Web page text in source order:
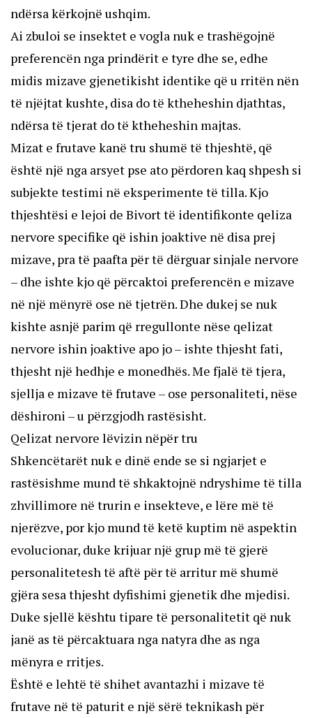
ndërsa kërkojnë ushqim.
Ai zbuloi se insektet e vogla nuk e trashëgojnë
preferencën nga prindërit e tyre dhe se, edhe
midis mizave gjenetikisht identike që u rritën nën
të njëjtat kushte, disa do të ktheheshin djathtas,
ndërsa të tjerat do të ktheheshin majtas.
Mizat e frutave kanë tru shumë të thjeshtë, që
është një nga arsyet pse ato përdoren kaq shpesh si
subjekte testimi në eksperimente të tilla. Kjo
thjeshtësi e lejoi de Bivort të identifikonte qeliza
nervore specifike që ishin joaktive në disa prej
mizave, pra të paafta për të dërguar sinjale nervore
– dhe ishte kjo që përcaktoi preferencën e mizave
në një mënyrë ose në tjetrën. Dhe dukej se nuk
kishte asnjë parim që rregullonte nëse qelizat
nervore ishin joaktive apo jo – ishte thjesht fati,
thjesht një hedhje e monedhës. Me fjalë të tjera,
sjellja e mizave të frutave – ose personaliteti, nëse
dëshironi – u përzgjodh rastësisht.
Qelizat nervore lëvizin nëpër tru
Shkencëtarët nuk e dinë ende se si ngjarjet e
rastësishme mund të shkaktojnë ndryshime të tilla
zhvillimore në trurin e insekteve, e lëre më të
njerëzve, por kjo mund të ketë kuptim në aspektin
evolucionar, duke krijuar një grup më të gjerë
personalitetesh të aftë për të arritur më shumë
gjëra sesa thjesht dyfishimi gjenetik dhe mjedisi.
Duke sjellë kështu tipare të personalitetit që nuk
janë as të përcaktuara nga natyra dhe as nga
mënyra e rritjes.
Është e lehtë të shihet avantazhi i mizave të
frutave në të paturit e një sërë teknikash për